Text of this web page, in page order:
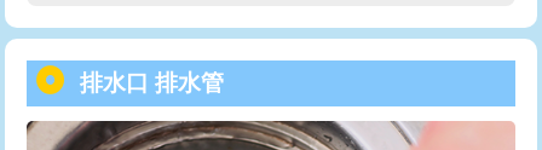
用（追加）/3ｍ超え)
給水管工事※（ライニング鋼管・銅
管・ポリ管・HT管使用/3ｍまで)
44,000円
トーラー機使用/3mまで
追加トーラー機使用/3m超え +3,300円
排水口 排水管